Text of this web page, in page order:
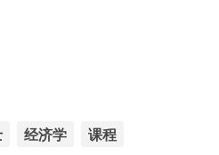
经济学 课程